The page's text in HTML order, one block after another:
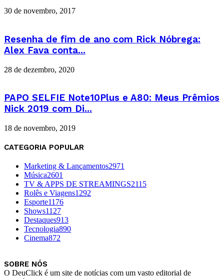
30 de novembro, 2017
Resenha de fim de ano com Rick Nóbrega:
Alex Fava conta...
28 de dezembro, 2020
PAPO SELFIE Note10Plus e A80: Meus Prêmios
Nick 2019 com Di...
18 de novembro, 2019
CATEGORIA POPULAR
Marketing & Lançamentos2971
Música2601
TV & APPS DE STREAMINGS2115
Rolês e Viagens1292
Esporte1176
Shows1127
Destaques913
Tecnologia890
Cinema872
SOBRE NÓS
O DeuClick é um site de notícias com um vasto editorial de